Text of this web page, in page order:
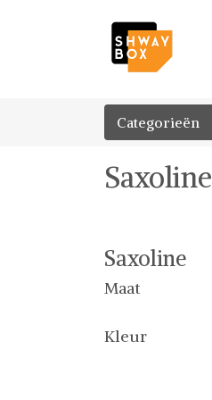
Categorieën
Saxoline
Saxoline
Maat
Kleur